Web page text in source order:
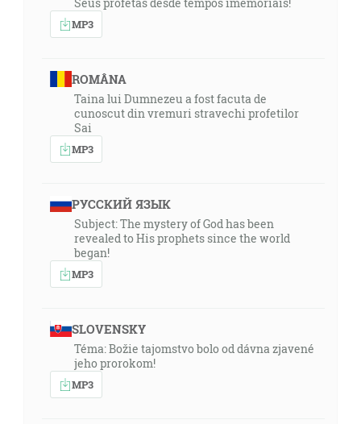
MP3
ROMÂNA
Taina lui Dumnezeu a fost facuta de
cunoscut din vremuri stravechi profetilor
Sai
MP3
РУССКИЙ ЯЗЫК
Subject: The mystery of God has been
revealed to His prophets since the world
began!
MP3
SLOVENSKY
Téma: Božie tajomstvo bolo od dávna zjavené
jeho prorokom!
MP3